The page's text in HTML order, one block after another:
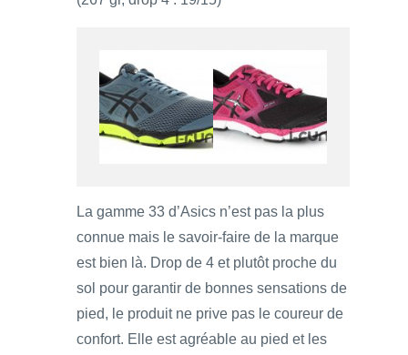
La gamme 33 d’Asics n’est pas la plus
connue mais le savoir-faire de la marque
est bien là. Drop de 4 et plutôt proche du
sol pour garantir de bonnes sensations de
pied, le produit ne prive pas le coureur de
confort. Elle est agréable au pied et les